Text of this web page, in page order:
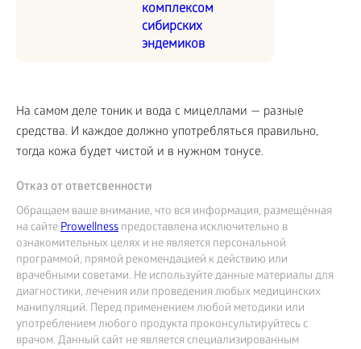
комплексом
сибирских
эндемиков
На самом деле тоник и вода с мицеллами — разные
средства. И каждое должно употребляться правильно,
тогда кожа будет чистой и в нужном тонусе.
Отказ от ответсвенности
Обращаем ваше внимание, что вся информация, размещённая
на сайтеProwellness предоставлена исключительно в
ознакомительных целях и не является персональной
программой, прямой рекомендацией к действию или
врачебными советами. Не используйте данные материалы для
диагностики, лечения или проведения любых медицинских
манипуляций. Перед применением любой методики или
употреблением любого продукта проконсультируйтесь с
врачом. Данный сайт не является специализированным